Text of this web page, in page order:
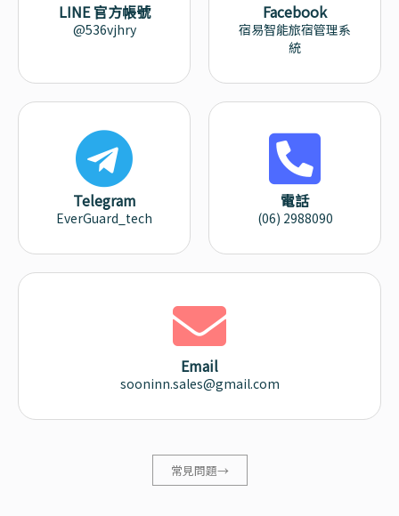
LINE 官方帳號
@536vjhry
Facebook
宿易智能旅宿管理系
統
Telegram
EverGuard_tech
電話
(06) 2988090
Email
sooninn.sales@gmail.com
常見問題→